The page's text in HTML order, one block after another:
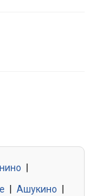
Ашукино